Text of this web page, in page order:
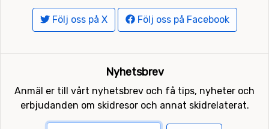
Följ oss på X Följ oss på Facebook
Nyhetsbrev
Anmäl er till vårt nyhetsbrev och få tips, nyheter och
erbjudanden om skidresor och annat skidrelaterat.